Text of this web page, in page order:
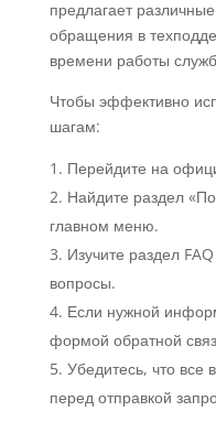
предлагает
обращения в
времени работы
Чтобы эффективно
шагам:
Перейдите на
Найдите раздел
главном меню.
Изучите раздел
вопросы.
Если нужной
формой обратной
Убедитесь, что все
перед отправкой